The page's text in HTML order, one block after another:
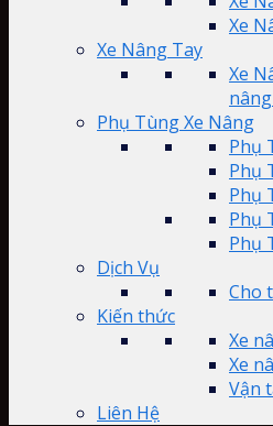
Xe
Xe Nâng Tay
Xe
Phụ Tùng Xe Nâng
Phụ
Phụ
Phụ
Phụ
Phụ
Dịch Vụ
Cho
Kiến thức
Xe
Xe
Vận
Liên Hệ